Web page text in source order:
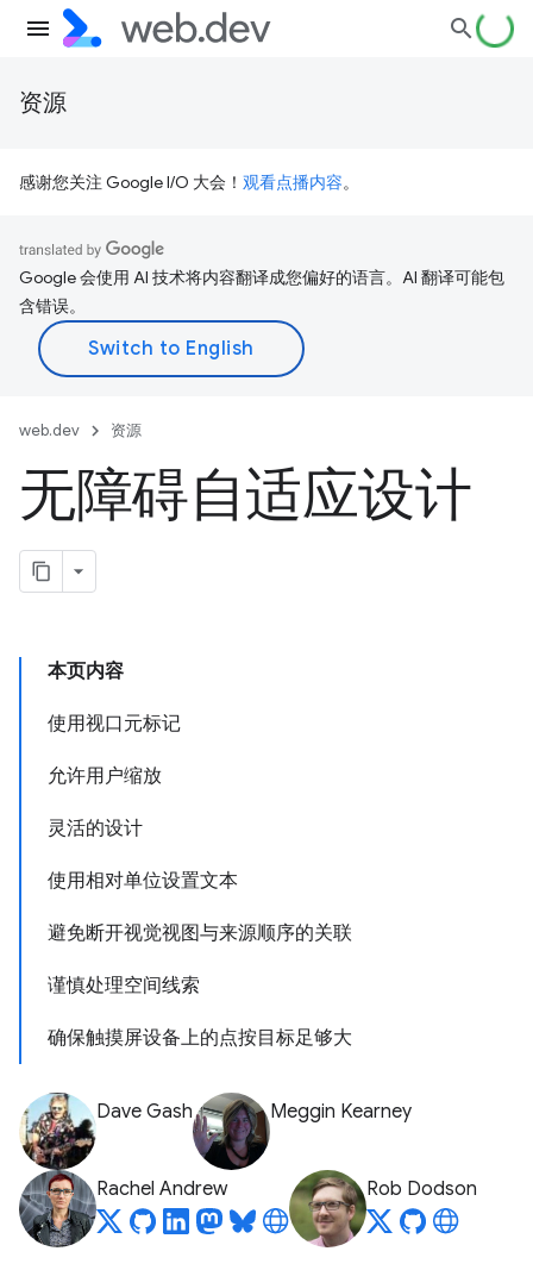
资源
感谢您关注 Google I/O 大会！ 观看点播内容。
Google 会使用 AI 技术将内容翻译成您偏好的语言。AI 翻译可能包
含错误。
web.dev 资源
无障碍自适应设计
本页内容
使用视口元标记
允许用户缩放
灵活的设计
使用相对单位设置文本
避免断开视觉视图与来源顺序的关联
谨慎处理空间线索
确保触摸屏设备上的点按目标足够大
Dave Gash Meggin Kearney
Rachel Andrew Rob Dodson